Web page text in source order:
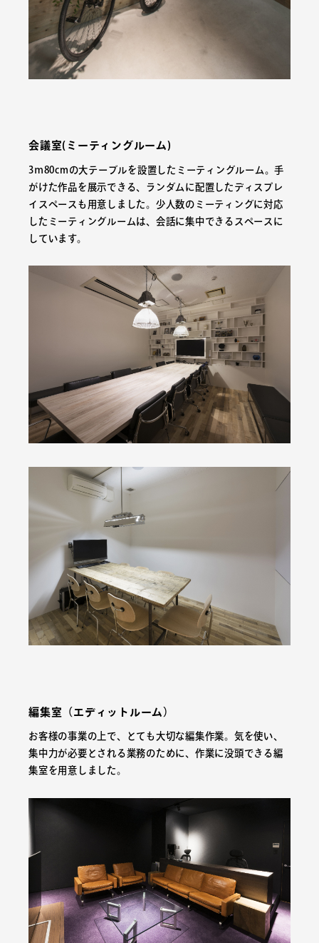
会議室(ミーティングルーム)
3ｍ80cmの大テーブルを設置したミーティングルーム。手
がけた作品を展示できる、ランダムに配置したディスプレ
イスペースも用意しました。少人数のミーティングに対応
したミーティングルームは、会話に集中できるスペースに
しています。
編集室（エディットルーム）
お客様の事業の上で、とても大切な編集作業。気を使い、
集中力が必要とされる業務のために、作業に没頭できる編
集室を用意しました。